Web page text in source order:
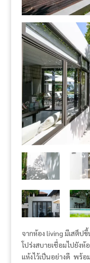
จากห้อง living มีเสต็ป
โปร่งสบายเชื่อมไปยัง
แห้งไว้เป็นอย่างดี พร้